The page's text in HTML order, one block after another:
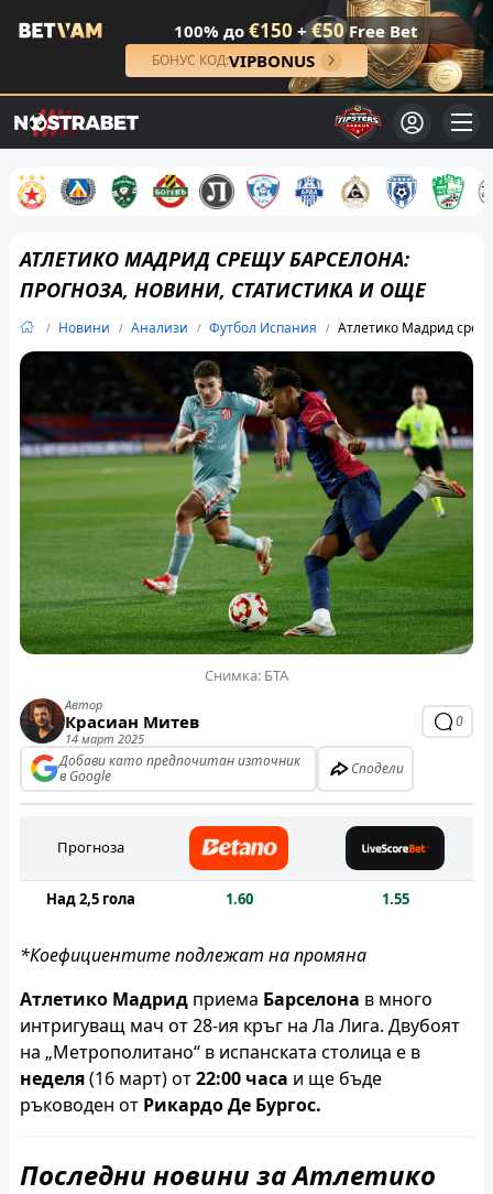
100% до €150 + €50Free Bet
БОНУС КОД:VIPBONUS
АТЛЕТИКО МАДРИД СРЕЩУ БАРСЕЛОНА:
ПРОГНОЗА, НОВИНИ, СТАТИСТИКА И ОЩЕ
Новини Анализи Футбол Испания Атлетико Мадрид
Снимка: БТА
Автор
Красиан Митев
14 март 2025
0
Добави като предпочитан източник
в Google
Сподели
Прогноза
Над 2,5 гола 1.60 1.55
*Коефициентите подлежат на промяна
Атлетико Мадрид приема Барселона в много
интригуващ мач от 28-ия кръг на Ла Лига. Двубоят
на „Метрополитано“ в испанската столица е в
неделя(16 март) от22:00 часа и ще бъде
ръководен от Рикардо Де Бургос.
Последни новини за Атлетико